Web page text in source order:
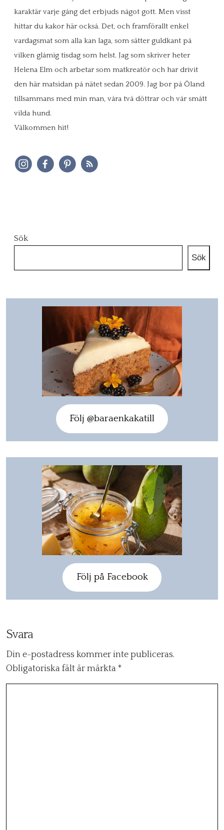
karaktär varje gång det erbjuds något gott. Men visst
hittar du kakor här också. Det, och framförallt enkel
vardagsmat som alla kan laga, som sätter guldkant på
vilken glåmig tisdag som helst. Jag som skriver heter
Helena Elm och arbetar som matkreatör och har drivit
den här matsidan på nätet sedan 2009. Jag bor på Öland
tillsammans med min man, våra två döttrar och vår smått
vilda hund.
Välkommen hit!
Sök
Sök
Följ @baraenkakatill
Följ på Facebook
Svara
Din e-postadress kommer inte publiceras.
Obligatoriska fält är märkta *